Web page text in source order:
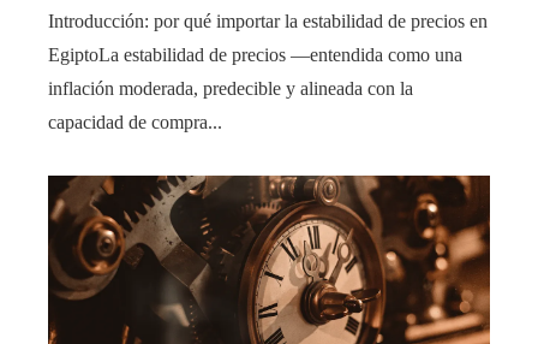
Introducción: por qué importar la estabilidad de precios en
EgiptoLa estabilidad de precios —entendida como una
inflación moderada, predecible y alineada con la
capacidad de compra...